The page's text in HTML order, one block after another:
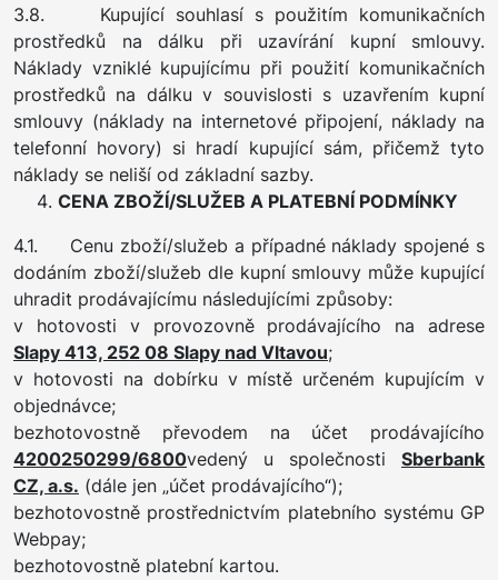
3.8. Kupující souhlasí s použitím komunikačních
prostředků na dálku při uzavírání kupní smlouvy.
Náklady vzniklé kupujícímu při použití komunikačních
prostředků na dálku v souvislosti s uzavřením kupní
smlouvy (náklady na internetové připojení, náklady na
telefonní hovory) si hradí kupující sám, přičemž tyto
náklady se neliší od základní sazby.
CENA ZBOŽÍ/SLUŽEB A PLATEBNÍ PODMÍNKY
4.1. Cenu zboží/služeb a případné náklady spojené s
dodáním zboží/služeb dle kupní smlouvy může kupující
uhradit prodávajícímu následujícími způsoby:
v hotovosti v provozovně prodávajícího na adrese
Slapy 413, 252 08 Slapy nad Vltavou;
v hotovosti na dobírku v místě určeném kupujícím v
objednávce;
bezhotovostně převodem na účet prodávajícího
4200250299/6800vedený u společnosti Sberbank
CZ, a.s. (dále jen „účet prodávajícího“);
bezhotovostně prostřednictvím platebního systému GP
Webpay;
bezhotovostně platební kartou.